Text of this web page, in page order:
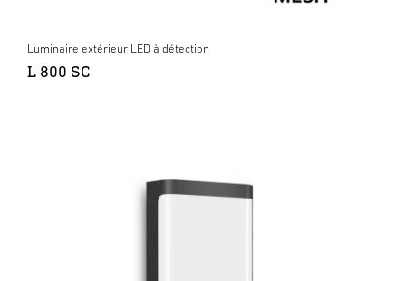
Luminaire extérieur LED à détection
L 800 SC